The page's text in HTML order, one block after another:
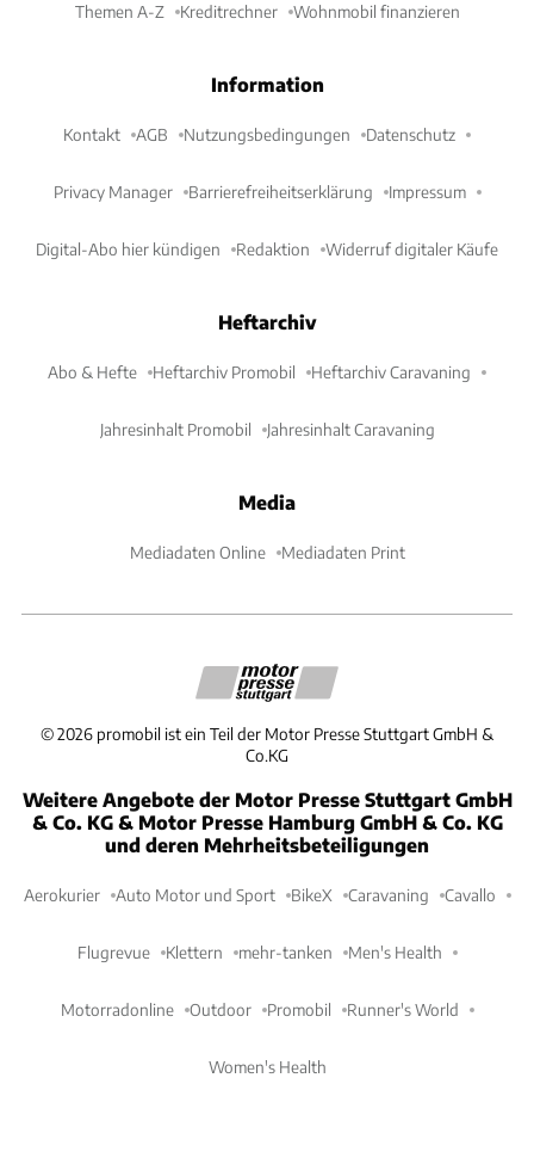
Themen A-Z Kreditrechner Wohnmobil finanzieren
Information
Kontakt AGB Nutzungsbedingungen Datenschutz
Privacy Manager Barrierefreiheitserklärung Impressum
Digital-Abo hier kündigen Redaktion Widerruf digitaler Käufe
Heftarchiv
Abo & Hefte Heftarchiv Promobil Heftarchiv Caravaning
Jahresinhalt Promobil Jahresinhalt Caravaning
Media
Mediadaten Online Mediadaten Print
©2026 promobil ist ein Teil der Motor Presse Stuttgart GmbH &
Co.KG
Weitere Angebote der Motor Presse Stuttgart GmbH
& Co. KG & Motor Presse Hamburg GmbH & Co. KG
und deren Mehrheitsbeteiligungen
Aerokurier Auto Motor und Sport BikeX Caravaning Cavallo
Flugrevue Klettern mehr-tanken Men's Health
Motorradonline Outdoor Promobil Runner's World
Women's Health